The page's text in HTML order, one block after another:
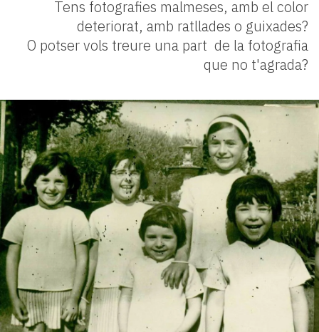
Tens fotografies malmeses, amb el color
deteriorat, amb ratllades o guixades?
O potser vols treure una part de la fotografia
que no t'agrada?